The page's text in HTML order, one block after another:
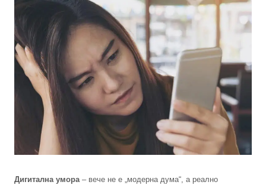
Дигитална умора– вече не е „модерна дума“, а реално